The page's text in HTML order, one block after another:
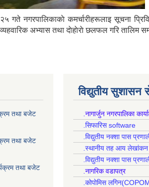
नगरपालिकाकाे कमर्चारीहरूलाइ सूचना
अभ्यास तथा दाेहाेराे छलफल गरि तालिम
तथा बजेट
तथा बजेट
तथा बजेट
विद्युतीय सुशासन
.नागार्जुन नगरपालिका
.सिफारिस software
.विद्युतीय नक्शा पास
.स्थानीय तह आय लेखांकन
.विद्युतीय नक्शा पास
.नागरिक वडापत्र
.कोपोमिस